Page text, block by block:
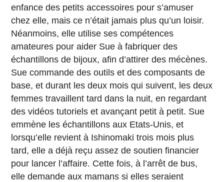
enfance des petits accessoires pour s’amuser
chez elle, mais ce n’était jamais plus qu’un loisir.
Néanmoins, elle utilise ses compétences
amateures pour aider Sue à fabriquer des
échantillons de bijoux, afin d’attirer des mécènes.
Sue commande des outils et des composants de
base, et durant les deux mois qui suivent, les deux
femmes travaillent tard dans la nuit, en regardant
des vidéos tutoriels et avançant petit à petit. Sue
emmène les échantillons aux Etats-Unis, et
lorsqu’elle revient à Ishinomaki trois mois plus
tard, elle a déjà reçu assez de soutien financier
pour lancer l’affaire. Cette fois, à l’arrêt de bus,
elle demande aux mamans si elles seraient